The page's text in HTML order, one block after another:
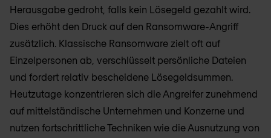
Herausgabe gedroht, falls kein Lösegeld gezahlt wird.
Dies erhöht den Druck auf den Ransomware-Angriff
zusätzlich. Klassische Ransomware zielt oft auf
Einzelpersonen ab, verschlüsselt persönliche Dateien
und fordert relativ bescheidene Lösegeldsummen.
Heutzutage konzentrieren sich die Angreifer zunehmend
auf mittelständische Unternehmen und Konzerne und
nutzen fortschrittliche Techniken wie die Ausnutzung von